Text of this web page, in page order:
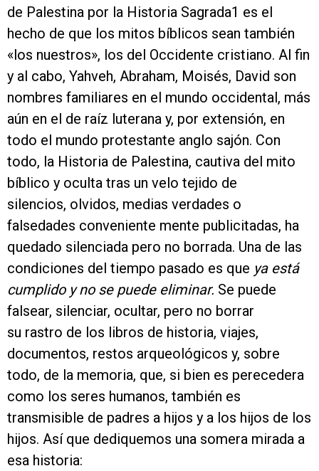
de Palestina por la Historia Sagrada1 es el
hecho de que los mitos bíblicos sean también
«los nuestros», los del Occidente cristiano. Al fin
y al cabo, Yahveh, Abraham, Moisés, David son
nombres familiares en el mundo occidental, más
aún en el de raíz luterana y, por extensión, en
todo el mundo protestante anglo sajón. Con
todo, la Historia de Palestina, cautiva del mito
bíblico y oculta tras un velo tejido de
silencios, olvidos, medias verdades o
falsedades conveniente mente publicitadas, ha
quedado silenciada pero no borrada. Una de las
condiciones del tiempo pasado es que ya está
cumplido y no se puede eliminar. Se puede
falsear, silenciar, ocultar, pero no borrar
su rastro de los libros de historia, viajes,
documentos, restos arqueológicos y, sobre
todo, de la memoria, que, si bien es perecedera
como los seres humanos, también es
transmisible de padres a hijos y a los hijos de los
hijos. Así que dediquemos una somera mirada a
esa historia: